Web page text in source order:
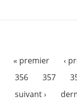
« premier ‹
356
357
suivant ›